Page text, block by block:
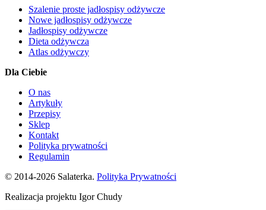
Szalenie proste jadłospisy odżywcze
Nowe jadłospisy odżywcze
Jadłospisy odżywcze
Dieta odżywcza
Atlas odżywczy
Dla Ciebie
O nas
Artykuły
Przepisy
Sklep
Kontakt
Polityka prywatności
Regulamin
© 2014-2026 Salaterka. Polityka Prywatności
Realizacja projektu Igor Chudy